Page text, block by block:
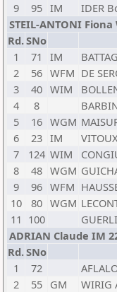
9
95 IM IDER
STEIL-ANTONI Fiona
Rd.SNo
1
71 IM
2
56 WFM DE
3
40 WIM
4
8
5
16 WGM
6
23 IM
7
124 WIM
8
48 WGM
9
96 WFM
10
80 WGM
11 100
ADRIAN Claude IM
Rd.SNo
1
72
2
55 GM WIRIG